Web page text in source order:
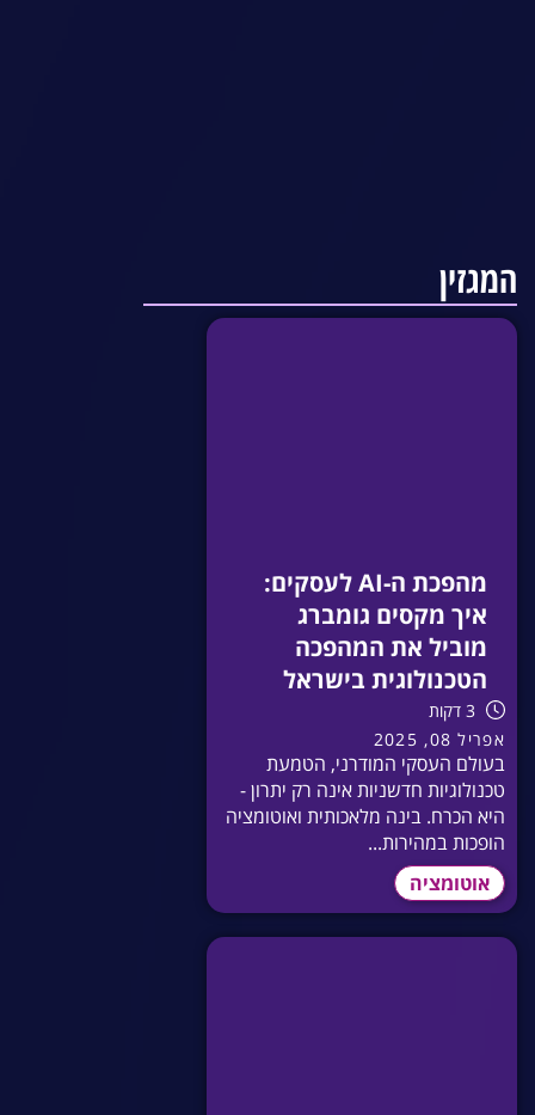
המגזין
מהפכת ה-AI לעסקים:
איך מקסים גומברג
מוביל את המהפכה
הטכנולוגית בישראל
3 דקות
אפריל 08, 2025
בעולם העסקי המודרני, הטמעת
טכנולוגיות חדשניות אינה רק יתרון -
היא הכרח. בינה מלאכותית ואוטומציה
הופכות במהירות...
אוטומציה